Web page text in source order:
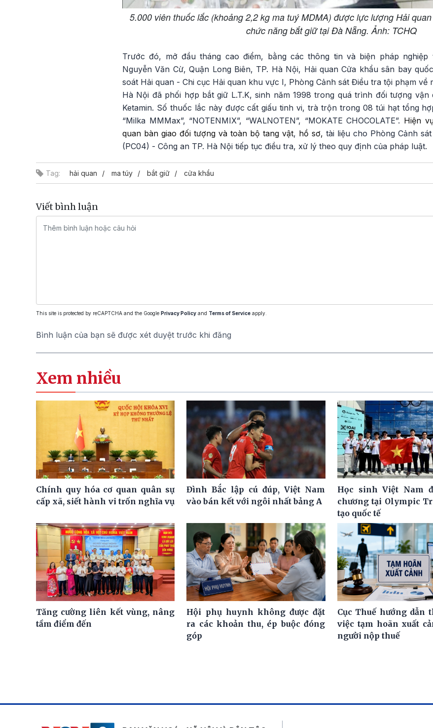
5.000 viên thuốc lắc (khoảng 2,2 kg ma tuý MDMA) được lực lượng Hải
chức năng bắt giữ tại Đà Nẵng. Ảnh: TCHQ
Trước đó, mở đầu tháng cao điểm, bằng các thông tin và biện pháp nghiệp
Nguyễn Văn Cừ, Quận Long Biên, TP. Hà Nội, Hải quan Cửa khẩu sân bay
soát Hải quan - Chi cục Hải quan khu vực I, Phòng Cảnh sát Điều tra tội phạm về
Hà Nội đã phối hợp bắt giữ L.T.K, sinh năm 1998 trong quá trình đối tượng
Ketamin. Số thuốc lắc này được cất giấu tinh vi, trà trộn trong 08 túi hạt tổng
“Milka MMMax”, “NOTENMIX”, “WALNOTEN”, “MOKATE CHOCOLATE”. Hiện
quan bàn giao đối tượng và toàn bộ tang vật, hồ sơ, tài liệu cho Phòng Cảnh
(PC04) - Công an TP. Hà Nội tiếp tục điều tra, xử lý theo quy định của pháp luật.
Tag: hải quan ma túy bắt giữ cửa khẩu
Viết bình luận
This site is protected by reCAPTCHA and the Google Privacy Policy and Terms of Service apply.
Bình luận của bạn sẽ được xét duyệt trước khi đăng
Xem nhiều
Chính quy hóa cơ quan quân sự
cấp xã, siết hành vi trốn nghĩa vụ
Đình Bắc lập cú đúp, Việt Nam
vào bán kết với ngôi nhất bảng A
Học sinh Việt Nam
chương tại Olympic
tạo quốc tế
Tăng cường liên kết vùng, nâng
tầm điểm đến
Hội phụ huynh không được đặt
ra các khoản thu, ép buộc đóng
góp
Cục Thuế hướng dẫn
việc tạm hoãn xuất
người nộp thuế